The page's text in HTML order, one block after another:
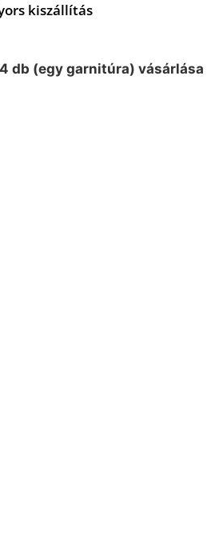
kiszállítás
db (egy garnitúra) vásárlása